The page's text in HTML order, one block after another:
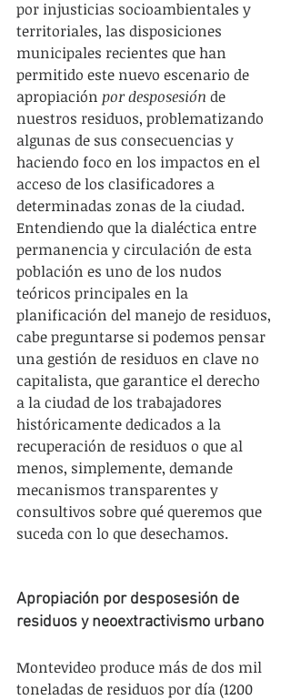
por injusticias socioambientales y
territoriales, las disposiciones
municipales recientes que han
permitido este nuevo escenario de
apropiación por desposesión de
nuestros residuos, problematizando
algunas de sus consecuencias y
haciendo foco en los impactos en el
acceso de los clasificadores a
determinadas zonas de la ciudad.
Entendiendo que la dialéctica entre
permanencia y circulación de esta
población es uno de los nudos
teóricos principales en la
planificación del manejo de residuos,
cabe preguntarse si podemos pensar
una gestión de residuos en clave no
capitalista, que garantice el derecho
a la ciudad de los trabajadores
históricamente dedicados a la
recuperación de residuos o que al
menos, simplemente, demande
mecanismos transparentes y
consultivos sobre qué queremos que
suceda con lo que desechamos.
Apropiación por desposesión de
residuos y neoextractivismo urbano
Montevideo produce más de dos mil
toneladas de residuos por día (1200